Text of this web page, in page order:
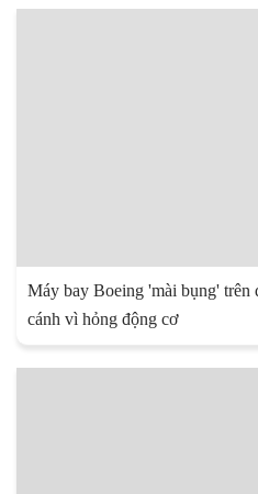
Máy bay Boeing 'mài bụng' trên
cánh vì hỏng động cơ